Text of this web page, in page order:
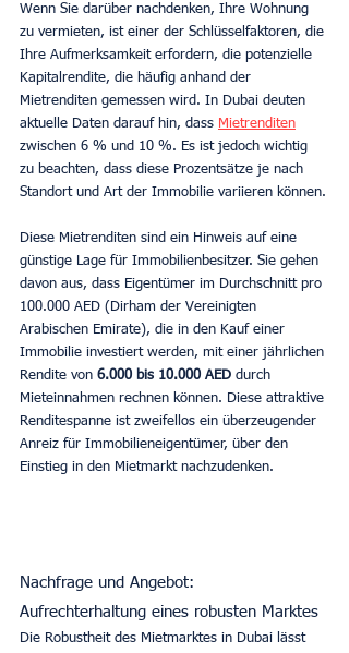
Wenn Sie darüber nachdenken, Ihre Wohnung
zu vermieten, ist einer der Schlüsselfaktoren, die
Ihre Aufmerksamkeit erfordern, die potenzielle
Kapitalrendite, die häufig anhand der
Mietrenditen gemessen wird. In Dubai deuten
aktuelle Daten darauf hin, dass Mietrenditen
zwischen 6 % und 10 %. Es ist jedoch wichtig
zu beachten, dass diese Prozentsätze je nach
Standort und Art der Immobilie variieren können.
Diese Mietrenditen sind ein Hinweis auf eine
günstige Lage für Immobilienbesitzer. Sie gehen
davon aus, dass Eigentümer im Durchschnitt pro
100.000 AED (Dirham der Vereinigten
Arabischen Emirate), die in den Kauf einer
Immobilie investiert werden, mit einer jährlichen
Rendite von 6.000 bis 10.000 AED durch
Mieteinnahmen rechnen können. Diese attraktive
Renditespanne ist zweifellos ein überzeugender
Anreiz für Immobilieneigentümer, über den
Einstieg in den Mietmarkt nachzudenken.
Nachfrage und Angebot:
Aufrechterhaltung eines robusten Marktes
Die Robustheit des Mietmarktes in Dubai lässt